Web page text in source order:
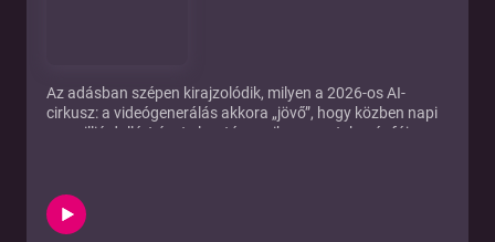
Az adásban szépen kirajzolódik, milyen a 2026-os AI-
cirkusz: a videógenerálás akkora „jövő”, hogy közben napi
egymillió dollárt éget el, aztán amikor a matek már fáj,
költségkeretnél ér véget. Közben a Google bedob egy
memóriatrükköt, és a chipgyártók részvényei úgy
remegnek, mintha valaki megkérdezte volna, hogy kell-e